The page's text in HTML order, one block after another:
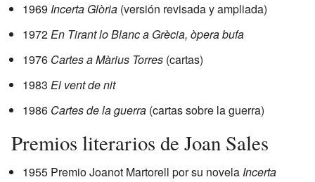
1969 Incerta Glòria (versión revisada y ampliada)
1972En Tirant lo Blanc a Grècia, òpera bufa
1976 Cartes a Màrius Torres (cartas)
1983 El vent de nit
1986 Cartes de la guerra (cartas sobre la guerra)
Premios literarios de Joan Sales
1955 Premio Joanot Martorell por su novela Incerta